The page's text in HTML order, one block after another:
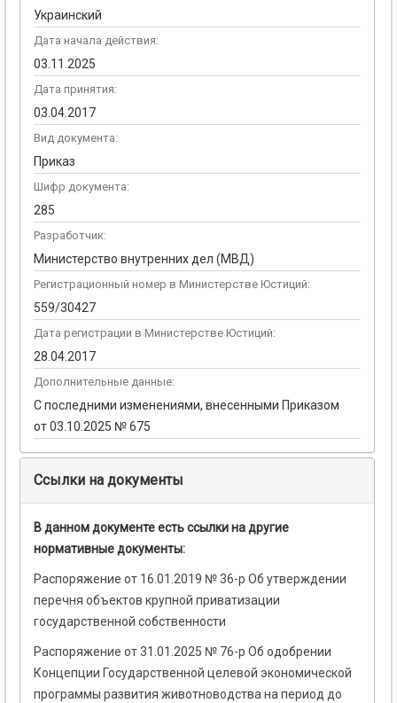
Украинский
Дата начала действия:
03.11.2025
Дата принятия:
03.04.2017
Вид документа:
Приказ
Шифр документа:
285
Разработчик:
Министерство внутренних дел (МВД)
Регистрационный номер в Министерстве Юстиций:
559/30427
Дата регистрации в Министерстве Юстиций:
28.04.2017
Дополнительные данные:
С последними изменениями, внесенными Приказом
от 03.10.2025 № 675
Ссылки на документы
В данном документе есть ссылки на другие
нормативные документы:
Распоряжение от 16.01.2019 № 36-р Об утверждении
перечня объектов крупной приватизации
государственной собственности
Распоряжение от 31.01.2025 № 76-р Об одобрении
Концепции Государственной целевой экономической
программы развития животноводства на период до